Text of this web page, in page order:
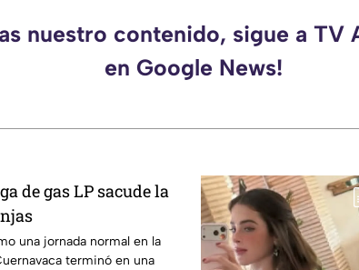
nuestro contenido, sigue a TV
en Google News!
de gas LP sacude la
una jornada normal en la
terminó en una